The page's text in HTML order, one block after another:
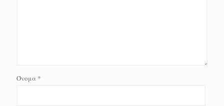
Όνομα *